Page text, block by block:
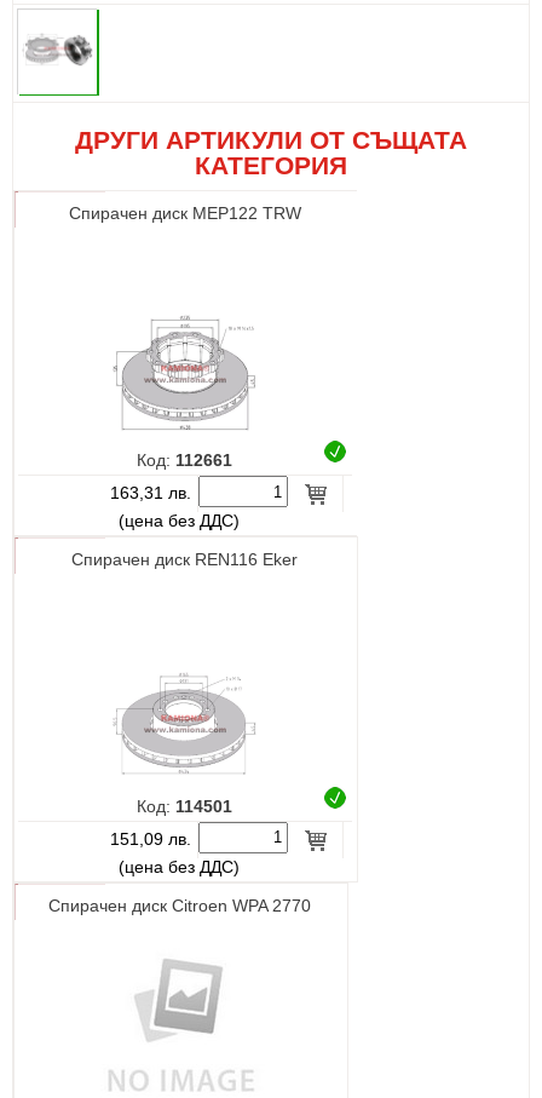
ДРУГИ АРТИКУЛИ ОТ СЪЩАТА
КАТЕГОРИЯ
Спирачен диск МЕР122 TRW
Код:112661
163,31 лв.
(цена без ДДС)
Спирачен диск REN116 Eker
Код:114501
151,09 лв.
(цена без ДДС)
Спирачен диск Citroen WPA 2770